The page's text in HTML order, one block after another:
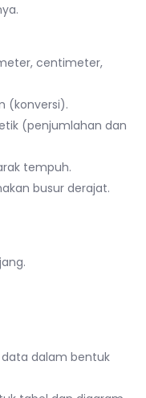
centimeter,
(konversi).
(penjumlahan dan
tempuh.
busur derajat.
dalam bentuk